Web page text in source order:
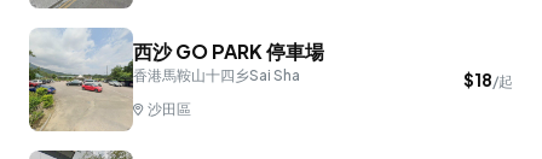
西沙 GO PARK 停車場
香港馬鞍山十四乡Sai Sha
沙田區
$18/起